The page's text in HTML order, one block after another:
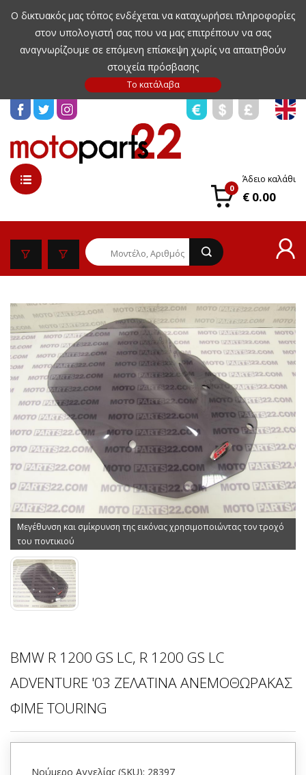
Ο δικτυακός μας τόπος ενδέχεται να καταχωρήσει πληροφορίες
στον υπολογιστή σας που να μας επιτρέπουν να σας
αναγνωρίζουμε σε επόμενη επίσκεψη χωρίς να απαιτηθούν
στοιχεία πρόσβασης
0
Άδειο καλάθι
€ 0.00
Μεγέθυνση και σμίκρυνση της εικόνας χρησιμοποιώντας τον τροχό
του ποντικιού
BMW R 1200 GS LC, R 1200 GS LC
ADVENTURE '03 ΖΕΛΑΤΙΝΑ ΑΝΕΜΟΘΩΡΑΚΑΣ
ΦΙΜΕ TOURING
Νούμερο Αγγελίας (SKU): 28397